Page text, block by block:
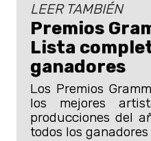
LEER TAMBIÉN
Premios
Lista
ganadores
Los Premios
los mejores
producciones del
todos los ganadores